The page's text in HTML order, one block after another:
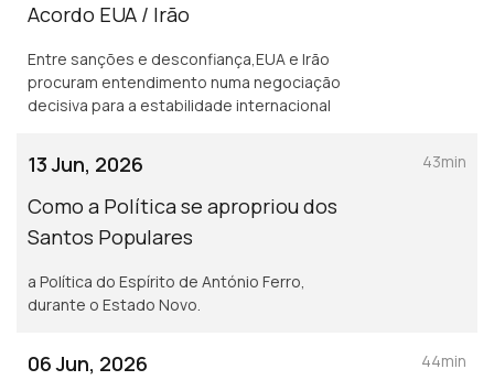
Acordo EUA / Irão
Entre sanções e desconfiança,EUA e Irão
procuram entendimento numa negociação
decisiva para a estabilidade internacional
13 Jun, 2026
Como a Política se apropriou dos
Santos Populares
a Política do Espírito de António Ferro,
durante o Estado Novo.
43min
06 Jun, 2026
44min